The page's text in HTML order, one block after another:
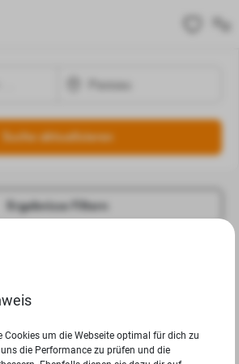
Suche aktualisieren
Ergebnisse Filtern
Ergebnisse.
um die Webseite optimal für dich zu
die Performance zu prüfen und die